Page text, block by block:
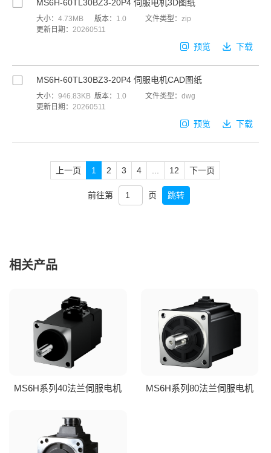
预览 下载
MS6H-60TL30BZ3-20P4 伺服电机3D图纸
大小： 4.73MB 版本： 1.0 文件类型： zip
更新日期： 20260511
预览 下载
MS6H-60TL30BZ3-20P4 伺服电机CAD图纸
大小： 946.83KB 版本： 1.0 文件类型： dwg
更新日期： 20260511
上一页 1 2 3 4 12 下一页
前往第 页 跳转
相关产品
MS6H系列40法兰伺服电机 MS6H系列80法兰伺服电机